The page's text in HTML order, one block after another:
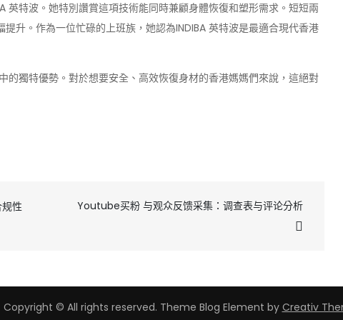
英特波。她特別讚賞這項技術能同時兼顧身體恢復和塑形需求。短短兩
升。作為一位忙碌的上班族，她認為INDIBA 英特波是最適合現代香港
的獨特優勢。對於想要安全、高效恢復身材的香港媽媽們來說，這絕對
性 Youtube买粉 与观众反馈采集：调查表与评论分析
Copyright © All rights reserved. Theme Blog Element by Creativ